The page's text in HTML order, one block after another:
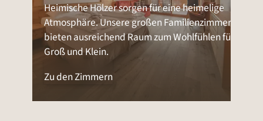
Heimische Hölzer sorgen für eine heimelige
Atmosphäre. Unsere großen Familienzimmer
bieten ausreichend Raum zum Wohlfühlen für
Groß und Klein.
Zu den Zimmern